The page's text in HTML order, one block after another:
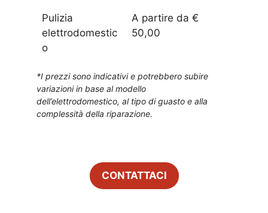
Pulizia
elettrodomestic
o
A partire da €
50,00
*I prezzi sono indicativi e potrebbero subire
variazioni in base al modello
dell’elettrodomestico, al tipo di guasto e alla
complessità della riparazione.
CONTATTACI